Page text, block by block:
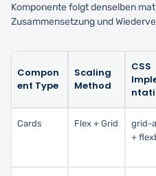
Komponente folgt denselben
Zusammensetzung und
Compon
ent Type
Scaling
Method
CSS
Cards Flex + Grid
grid-
+